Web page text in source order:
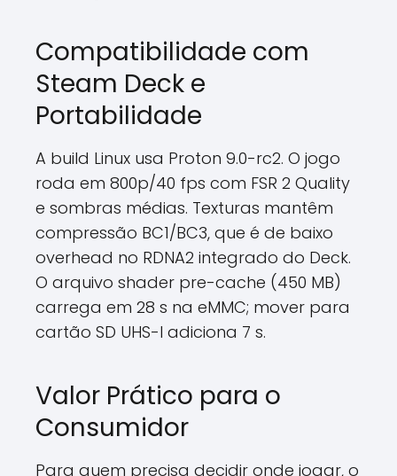
Compatibilidade com
Steam Deck e
Portabilidade
A build Linux usa Proton 9.0-rc2. O jogo
roda em 800p/40 fps com FSR 2 Quality
e sombras médias. Texturas mantêm
compressão BC1/BC3, que é de baixo
overhead no RDNA2 integrado do Deck.
O arquivo shader pre-cache (450 MB)
carrega em 28 s na eMMC; mover para
cartão SD UHS-I adiciona 7 s.
Valor Prático para o
Consumidor
Para quem precisa decidir onde jogar, o